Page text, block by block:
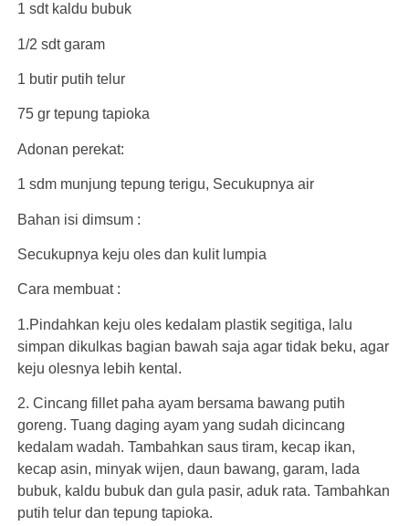
1 sdt kaldu bubuk
1/2 sdt garam
1 butir putih telur
75 gr tepung tapioka
Adonan perekat:
1 sdm munjung tepung terigu, Secukupnya air
Bahan isi dimsum :
Secukupnya keju oles dan kulit lumpia
Cara membuat :
1.Pindahkan keju oles kedalam plastik segitiga, lalu
simpan dikulkas bagian bawah saja agar tidak beku, agar
keju olesnya lebih kental.
2. Cincang fillet paha ayam bersama bawang putih
goreng. Tuang daging ayam yang sudah dicincang
kedalam wadah. Tambahkan saus tiram, kecap ikan,
kecap asin, minyak wijen, daun bawang, garam, lada
bubuk, kaldu bubuk dan gula pasir, aduk rata. Tambahkan
putih telur dan tepung tapioka.